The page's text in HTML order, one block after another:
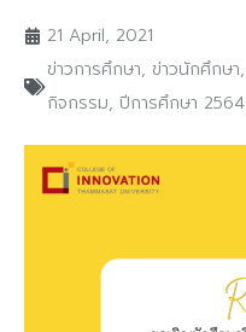
21 April, 2021
ข่าวการศึกษา, ข่าวนักศึกษา,
กิจกรรม, ปีการศึกษา 2564